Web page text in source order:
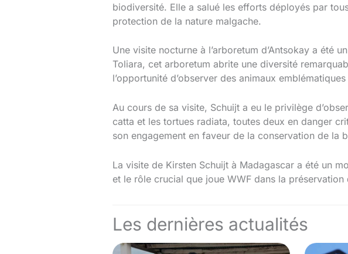
biodiversité. Elle a salué les efforts déployés par
protection de la nature malgache.
Une visite nocturne à l’arboretum d’Antsokay a été
Toliara, cet arboretum abrite une diversité
l’opportunité d’observer des animaux
Au cours de sa visite, Schuijt a eu le privilège
catta et les tortues radiata, toutes deux en danger
son engagement en faveur de la conservation de la
La visite de Kirsten Schuijt à Madagascar a été un
et le rôle crucial que joue WWF dans la
Les dernières actualités